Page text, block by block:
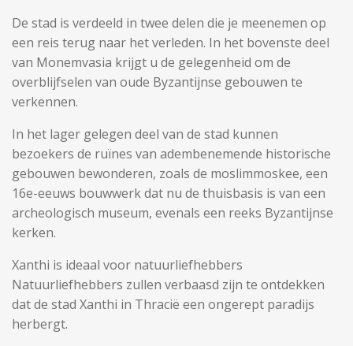
De stad is verdeeld in twee delen die je meenemen op
een reis terug naar het verleden. In het bovenste deel
van Monemvasia krijgt u de gelegenheid om de
overblijfselen van oude Byzantijnse gebouwen te
verkennen.
In het lager gelegen deel van de stad kunnen
bezoekers de ruïnes van adembenemende historische
gebouwen bewonderen, zoals de moslimmoskee, een
16e-eeuws bouwwerk dat nu de thuisbasis is van een
archeologisch museum, evenals een reeks Byzantijnse
kerken.
Xanthi is ideaal voor natuurliefhebbers
Natuurliefhebbers zullen verbaasd zijn te ontdekken
dat de stad Xanthi in Thracië een ongerept paradijs
herbergt.